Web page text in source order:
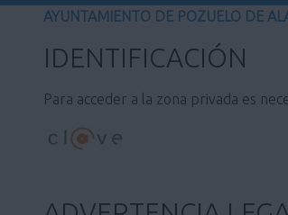
AYUNTAMIENTO DE POZUELO DE
IDENTIFICACIÓN
Para acceder a la zona privada es